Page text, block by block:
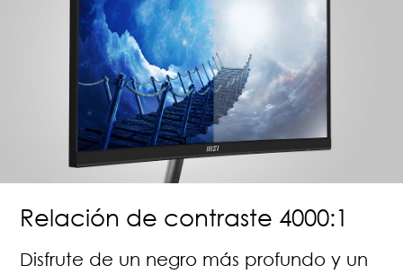
Relación de contraste 4000:1
Disfrute de un negro más profundo y un